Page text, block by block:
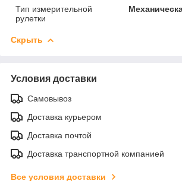
Тип измерительной
рулетки
Скрыть
Условия доставки
Самовывоз
Доставка курьером
Доставка почтой
Доставка транспортной компанией
Все условия доставки